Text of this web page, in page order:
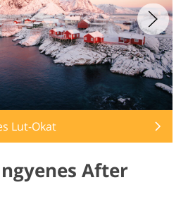
Lut-Okat
After